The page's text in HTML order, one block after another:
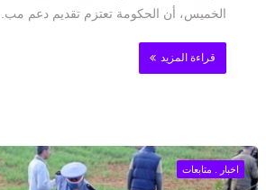
الخميس، أن الحكومة تعتزم تقديم دعم مب...
قراءة المزيد
اخبار . متابعات